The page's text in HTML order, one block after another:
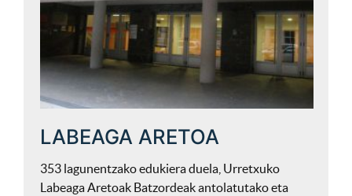
LABEAGA ARETOA
353 lagunentzako edukiera duela, Urretxuko
Labeaga Aretoak Batzordeak antolatutako eta